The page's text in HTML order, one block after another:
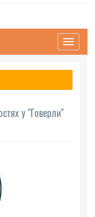
Toggle
у "Говерли"